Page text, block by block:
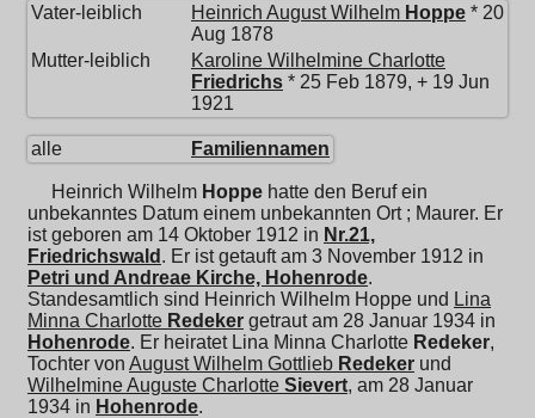
Vater-leiblich Heinrich August Wilhelm Hoppe * 20
Aug 1878
Mutter-leiblich
Karoline Wilhelmine Charlotte
Friedrichs * 25 Feb 1879, + 19 Jun
1921
alle Familiennamen
Heinrich Wilhelm Hoppe hatte den Beruf ein
unbekanntes Datum einem unbekannten Ort ; Maurer. Er
ist geboren am 14 Oktober 1912 in Nr.21,
Friedrichswald . Er ist getauft am 3 November 1912 in
Petri und Andreae Kirche, Hohenrode.
Standesamtlich sind Heinrich Wilhelm Hoppe und Lina
Minna Charlotte Redeker getraut am 28 Januar 1934 in
Hohenrode. Er heiratet Lina Minna Charlotte Redeker,
Tochter von August Wilhelm Gottlieb Redeker und
Wilhelmine Auguste Charlotte Sievert, am 28 Januar
1934 in Hohenrode.